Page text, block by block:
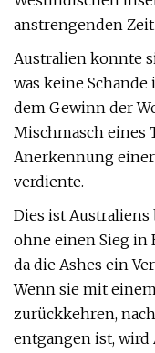
anstrengenden
Australien konnte
was keine
dem Gewinn der
Mischmasch eines
Anerkennung
verdiente.
Dies ist Australiens
ohne einen Sieg in
da die Ashes ein
Wenn sie mit
zurückkehren,
entgangen ist,